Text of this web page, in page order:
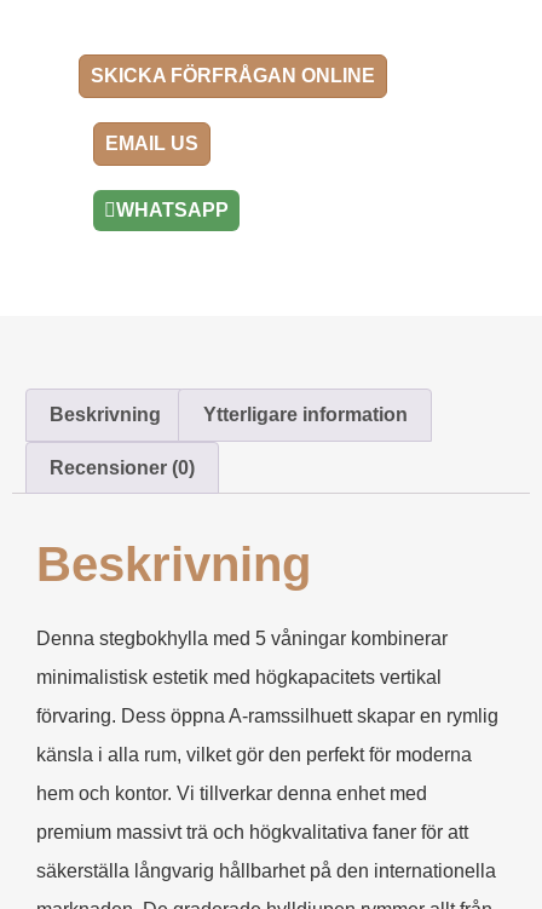
SKICKA FÖRFRÅGAN ONLINE
EMAIL US
WHATSAPP
Beskrivning Ytterligare information
Recensioner (0)
Beskrivning
Denna stegbokhylla med 5 våningar kombinerar
minimalistisk estetik med högkapacitets vertikal
förvaring. Dess öppna A-ramssilhuett skapar en rymlig
känsla i alla rum, vilket gör den perfekt för moderna
hem och kontor. Vi tillverkar denna enhet med
premium massivt trä och högkvalitativa faner för att
säkerställa långvarig hållbarhet på den internationella